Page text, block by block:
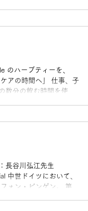
な選択で「潤いと新鮮
ついて学んでいきま
のハーブティーを、
アの時間へ」 仕事、子
数分の飲む時間を使っ
る時間」をつくってい
長谷川弘江先生
中世ドイツにおいて、
ォン・ビンゲン。 ⁡第3